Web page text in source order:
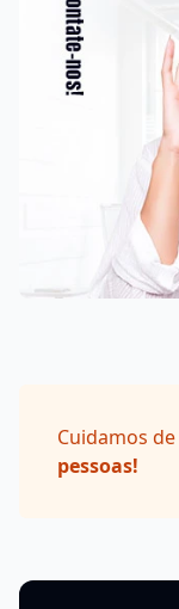
Cuidamos de
pessoas!